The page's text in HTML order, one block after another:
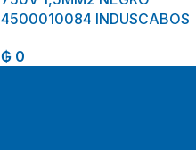
4500010084 INDUSCABOS
₲ 0